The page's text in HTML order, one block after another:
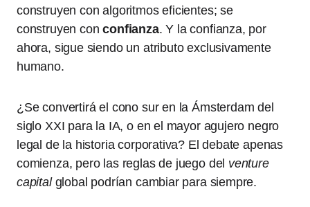
construyen con algoritmos eficientes; se
construyen conconfianza. Y la confianza, por
ahora, sigue siendo un atributo exclusivamente
humano.
¿Se convertirá el cono sur en la Ámsterdam del
siglo XXI para la IA, o en el mayor agujero negro
legal de la historia corporativa? El debate apenas
comienza, pero las reglas de juego del venture
capitalglobal podrían cambiar para siempre.